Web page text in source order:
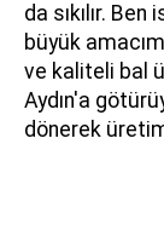
da sıkılır.
büyük
ve kaliteli bal
Aydın'a
dönerek